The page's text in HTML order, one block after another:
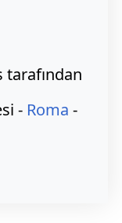
tarafından
- Roma -